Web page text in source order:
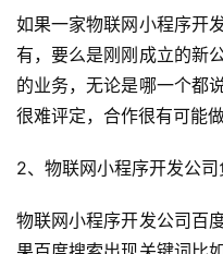
案
例
服
H
5
如果一家物联网小程序开
有，要么是刚刚成立的新
的业务，无论是哪一个都
很难评定，合作很有可能做
2、物联网小程序开发公司
物联网小程序开发公司百